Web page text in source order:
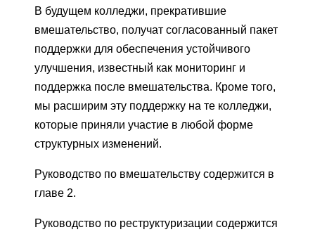
В будущем колледжи, прекратившие
вмешательство, получат согласованный пакет
поддержки для обеспечения устойчивого
улучшения, известный как мониторинг и
поддержка после вмешательства. Кроме того,
мы расширим эту поддержку на те колледжи,
которые приняли участие в любой форме
структурных изменений.
Руководство по вмешательству содержится в
главе 2.
Руководство по реструктуризации содержится